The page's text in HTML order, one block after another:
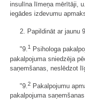
insulīna līmeņa mērītāji,
iegādes izdevumu
2. Papildināt ar jaunu
"9.1
Psihologa
pakalpojuma sniedzēja
saņemšanas, neslēdzot
"9. 2 Pakalpojumu
pakalpojuma